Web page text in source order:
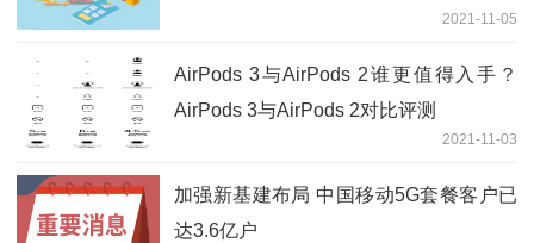
2021-11-05
AirPods 3与AirPods 2谁更值得入手？
AirPods 3与AirPods 2对比评测
2021-11-03
加强新基建布局 中国移动5G套餐客户已
达3.6亿户